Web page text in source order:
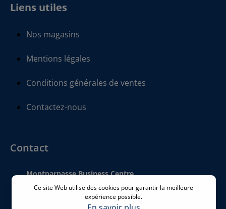
Liens utiles
Nos magasins
Mentions légales
Conditions générales de ventes
Contactez-nous
Contact
Montparnasse Business Centre
140 bis Rue de Rennes
Ce site Web utilise des cookies pour garantir la meilleure
expérience possible.